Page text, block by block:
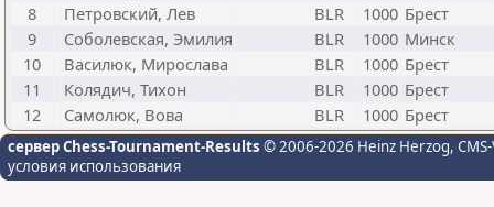
8
Петровский, Лев BLR 1000 Брест
9
Соболевская, Эмилия BLR 1000 Минск
10
Василюк, Мирослава BLR 1000 Брест
11
Колядич, Тихон BLR 1000 Брест
12
Самолюк, Вова BLR 1000 Брест
сервер Chess-Tournament-Results © 2006-2026 Heinz Herzog,
условия использования